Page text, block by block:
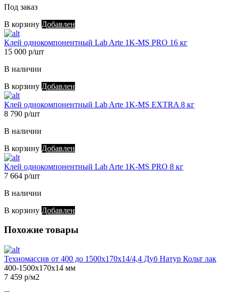
Под заказ
В корзину Добавлен
Клей однокомпонентный Lab Arte 1K-MS PRO 16 кг
15 000 р/шт
В наличии
В корзину Добавлен
Клей однокомпонентный Lab Arte 1K-MS EXTRA 8 кг
8 790 р/шт
В наличии
В корзину Добавлен
Клей однокомпонентный Lab Arte 1K-MS PRO 8 кг
7 664 р/шт
В наличии
В корзину Добавлен
Похожие товары
Техномассив от 400 до 1500х170х14/4,4 Дуб Натур Кольт лак
400-1500х170х14 мм
7 459 р/м2